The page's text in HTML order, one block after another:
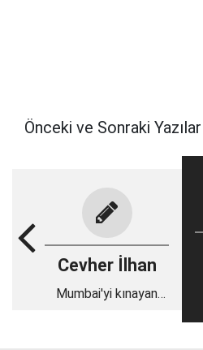
Önceki ve Sonraki Yazılar
Cevher İlhan
Mumbai'yi kınayan